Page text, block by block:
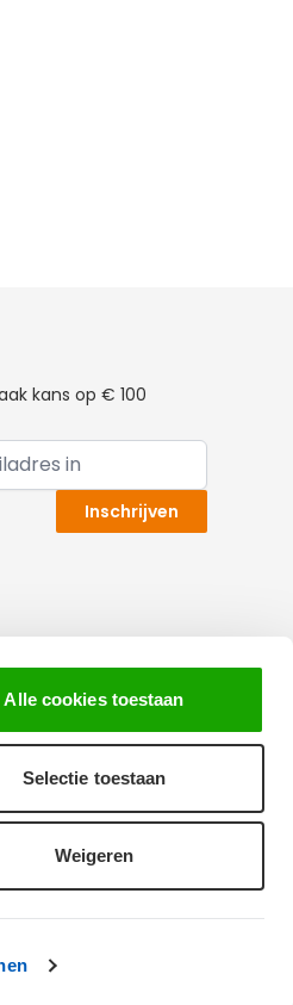
Alle cookies toestaan
Selectie toestaan
Weigeren
kans op € 100
Inschrijven